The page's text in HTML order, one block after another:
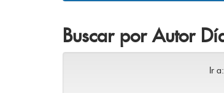
Buscar por Autor
Ir a: